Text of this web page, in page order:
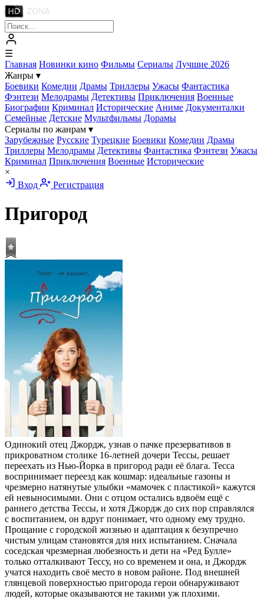
☰
Главная Новинки кино Фильмы Сериалы Лучшие 2026
Жанры ▾
Боевики Комедии Драмы Триллеры Ужасы Фантастика
Фэнтези Мелодрамы Детективы Приключения Военные
Биографии Криминал Исторические Аниме Документалки
Семейные Детские Мультфильмы Дорамы
Сериалы по жанрам ▾
Зарубежные Русские Турецкие Боевики Комедии Драмы
Триллеры Мелодрамы Детективы Фантастика Фэнтези Ужасы
Криминал Приключения Военные Исторические
×
Вход
Регистрация
Пригород
Одинокий отец Джордж, узнав о пачке презервативов в
прикроватном столике 16‑летней дочери Тессы, решает
переехать из Нью‑Йорка в пригород ради её блага. Тесса
воспринимает переезд как кошмар: идеальные газоны и
чрезмерно натянутые улыбки «мамочек с пластикой» кажутся
ей невыносимыми. Они с отцом остались вдвоём ещё с
раннего детства Тессы, и хотя Джордж до сих пор справлялся
с воспитанием, он вдруг понимает, что одному ему трудно.
Прощание с городской жизнью и адаптация к безупречно
чистым улицам становятся для них испытанием. Сначала
соседская чрезмерная любезность и дети на «Ред Булле»
только отталкивают Тессу, но со временем и она, и Джордж
учатся находить своё место в новом районе. Под внешней
глянцевой поверхностью пригорода герои обнаруживают
людей, которые оказываются не такими уж плохими.